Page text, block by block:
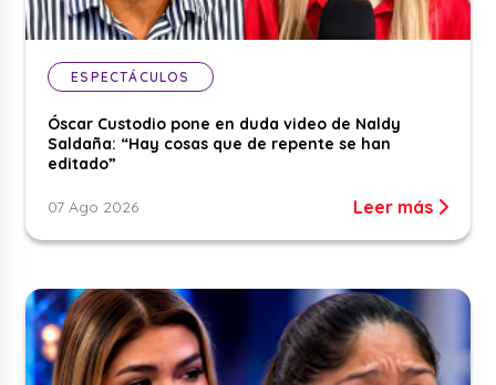
ESPECTÁCULOS
Óscar Custodio pone en duda video de Naldy
Saldaña: “Hay cosas que de repente se han
editado”
07 Ago 2026 Leer más